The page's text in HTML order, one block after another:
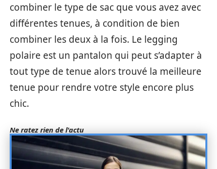
combiner le type de sac que vous avez avec
différentes tenues, à condition de bien
combiner les deux à la fois. Le legging
polaire est un pantalon qui peut s’adapter à
tout type de tenue alors trouvé la meilleure
tenue pour rendre votre style encore plus
chic.
Ne ratez rien de l'actu